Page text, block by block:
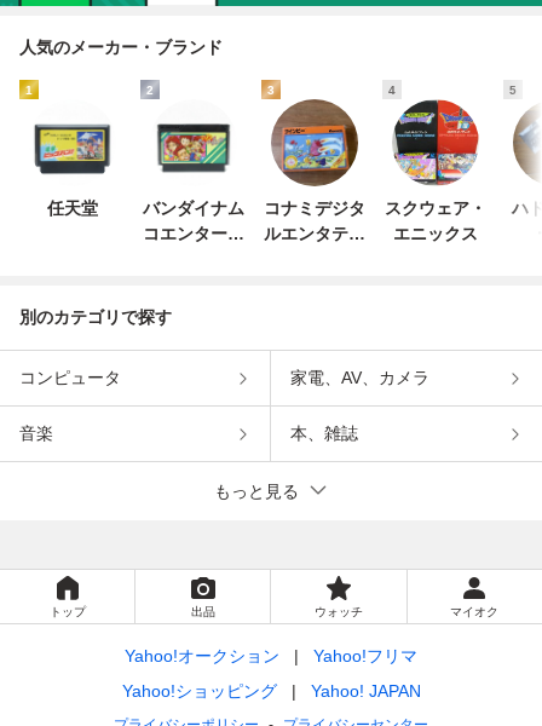
人気のメーカー・ブランド
1
任天堂
2
バンダイナム
コエンターテ
3
コナミデジタ
ルエンタテイ
4
スクウェア・
エニックス
5
ハ
別のカテゴリで探す
コンピュータ 家電、AV、カメラ
音楽 本、雑誌
もっと見る
トップ 出品 ウォッチ マイオク
Yahoo!オークション
Yahoo!フリマ
Yahoo!ショッピング
Yahoo! JAPAN